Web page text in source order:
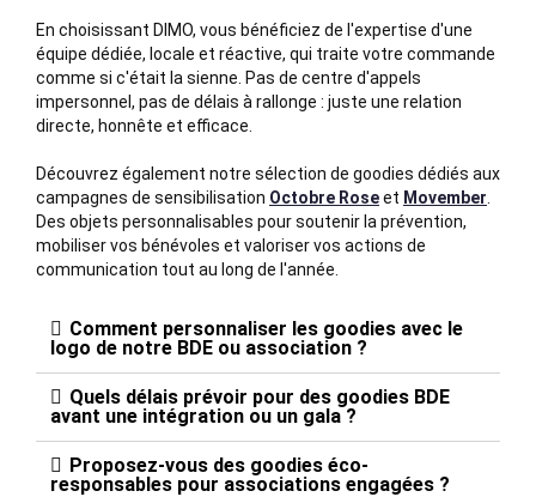
En choisissant DIMO, vous bénéficiez de l'expertise d'une
équipe dédiée, locale et réactive, qui traite votre commande
comme si c'était la sienne. Pas de centre d'appels
impersonnel, pas de délais à rallonge : juste une relation
directe, honnête et efficace.
Découvrez également notre sélection de goodies dédiés aux
campagnes de sensibilisation Octobre Roseet Movember
Des objets personnalisables pour soutenir la prévention,
mobiliser vos bénévoles et valoriser vos actions de
communication tout au long de l'année.
Comment personnaliser les goodies avec le
logo de notre BDE ou association ?
Quels délais prévoir pour des goodies BDE
avant une intégration ou un gala ?
Proposez-vous des goodies éco-
responsables pour associations engagées ?